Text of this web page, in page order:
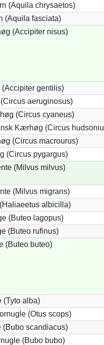
(Aquila chrysaetos)
(Aquila fasciata)
(Accipiter nisus)
(Accipiter gentilis)
aeruginosus)
(Circus cyaneus)
Kærhøg (Circus
(Circus macrourus)
(Circus pygargus)
(Milvus milvus)
(Milvus migrans)
albicilla)
(Buteo lagopus)
(Buteo rufinus)
(Buteo buteo)
(Tyto alba)
(Otus scops)
(Bubo scandiacus)
(Bubo bubo)